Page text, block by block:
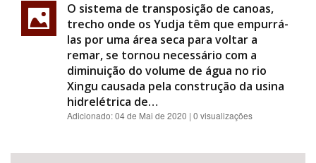
O sistema de transposição de canoas,
trecho onde os Yudja têm que empurrá-
las por uma área seca para voltar a
remar, se tornou necessário com a
diminuição do volume de água no rio
Xingu causada pela construção da usina
hidrelétrica de…
Adicionado:04 de Mai de 2020 | 0 visualizações